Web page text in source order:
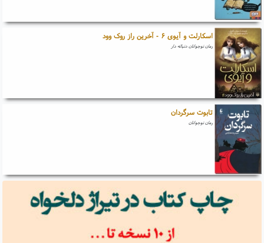
اسکارلت و آیوی ۶ - آخرین راز روک وود
رمان نوجوانان دنباله دار
تابوت سرگردان
رمان نوجوانان